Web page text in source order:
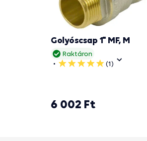
Raktáron
5
(1)
Golyóscsap 1" MF, M
6 002 Ft